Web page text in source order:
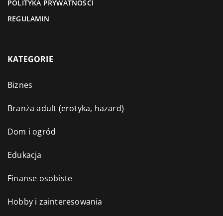
POLITYKA PRYWATNOŚCI
REGULAMIN
KATEGORIE
Biznes
Branża adult (erotyka, hazard)
Dom i ogród
Edukacja
Finanse osobiste
Hobby i zainteresowania